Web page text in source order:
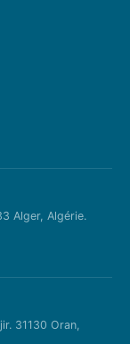
Alger, Algérie.
31130 Oran,